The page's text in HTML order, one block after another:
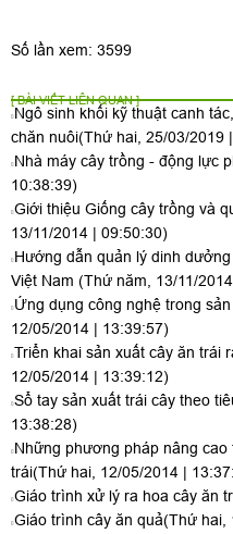
Số lần xem: 3599
[ BÀI VIẾT LIÊN QUAN ]
Ngô sinh khối kỹ thuật canh
chăn nuôi(Thứ hai, 25/03/2019
Nhà máy cây trồng - động lực
10:38:39)
Giới thiệu Giống cây trồng và
13/11/2014 | 09:50:30)
Hướng dẫn quản lý dinh
Việt Nam (Thứ năm, 13/11/
Ứng dụng công nghệ trong
12/05/2014 | 13:39:57)
Triển khai sản xuất cây ăn trái
12/05/2014 | 13:39:12)
Sổ tay sản xuất trái cây theo
13:38:28)
Những phương pháp nâng
trái(Thứ hai, 12/05/2014 |
Giáo trình xử lý ra hoa cây ăn
Giáo trình cây ăn quả(Thứ hai,